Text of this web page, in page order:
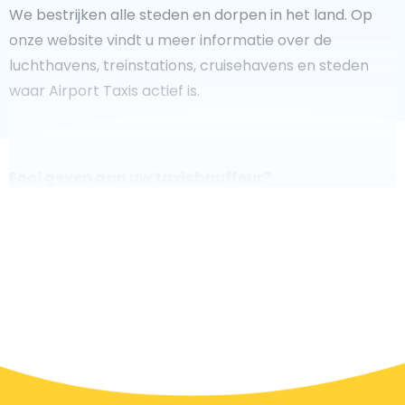
We bestrijken alle steden en dorpen in het land. Op
onze website vindt u meer informatie over de
luchthavens, treinstations, cruisehavens en steden
waar Airport Taxis actief is.
mogelijk heeft gemaakt, dan bent u van harte welkom
om een fooi te geven.